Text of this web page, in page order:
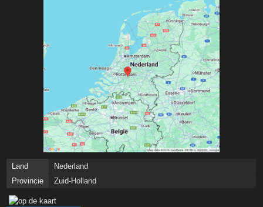
Land
Nederland
Provincie
Zuid-Holland